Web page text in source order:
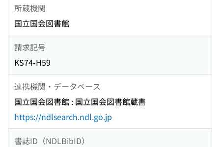
所蔵機関
国立国会図書館
請求記号
KS74-H59
連携機関・データベース
国立国会図書館 : 国立国会図書館蔵書
https://ndlsearch.ndl.go.jp
書誌ID（NDLBibID）